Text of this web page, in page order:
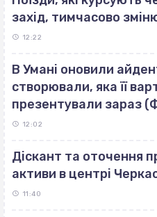
захід, тимчасово
12:22
В Умані оновили
створювали, яка її
презентували зараз
12:02
Діскант та оточення
активи в центрі
11:40